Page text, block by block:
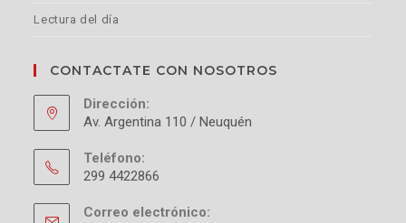
Lectura del día
CONTACTATE CON NOSOTROS
Dirección:
Av. Argentina 110 / Neuquén
Teléfono:
299 4422866
Correo electrónico: